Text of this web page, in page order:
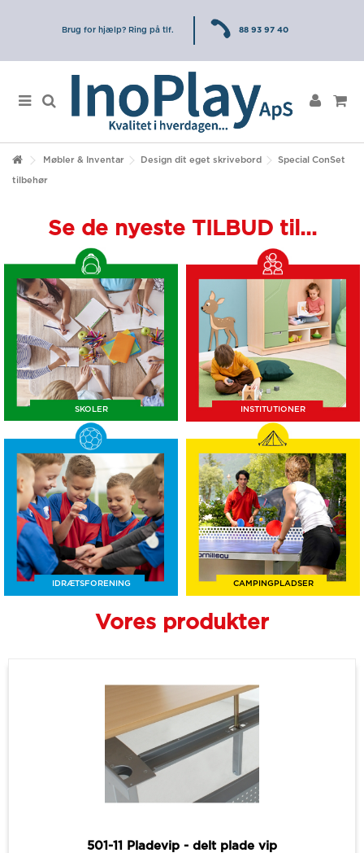
Brug for hjælp? Ring på tlf. 88 93 97 40
Møbler & Inventar Design dit eget skrivebord Special ConSet
tilbehør
Se de nyeste TILBUD til...
SKOLER INSTITUTIONER
IDRÆTSFORENING CAMPINGPLADSER
Vores produkter
501-11 Pladevip - delt plade vip